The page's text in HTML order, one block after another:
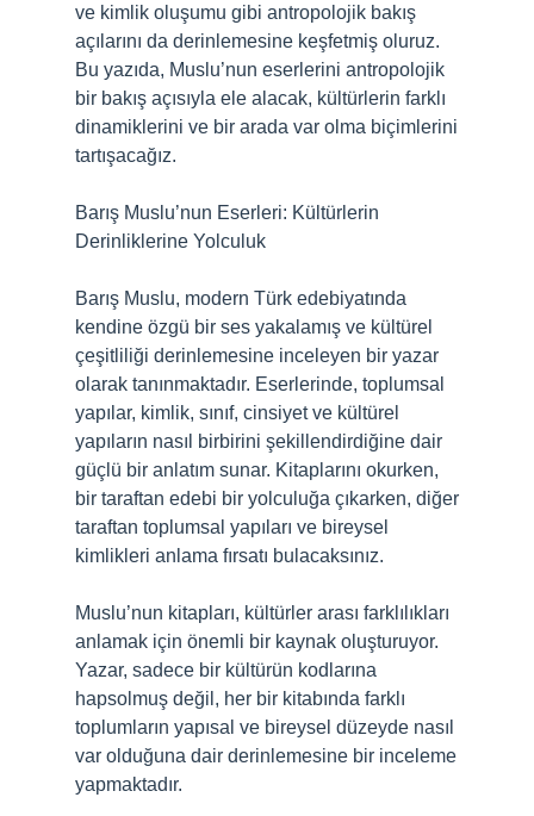
ve kimlik oluşumu gibi antropolojik bakış
açılarını da derinlemesine keşfetmiş oluruz.
Bu yazıda, Muslu’nun eserlerini antropolojik
bir bakış açısıyla ele alacak, kültürlerin farklı
dinamiklerini ve bir arada var olma biçimlerini
tartışacağız.
Barış Muslu’nun Eserleri: Kültürlerin
Derinliklerine Yolculuk
Barış Muslu, modern Türk edebiyatında
kendine özgü bir ses yakalamış ve kültürel
çeşitliliği derinlemesine inceleyen bir yazar
olarak tanınmaktadır. Eserlerinde, toplumsal
yapılar, kimlik, sınıf, cinsiyet ve kültürel
yapıların nasıl birbirini şekillendirdiğine dair
güçlü bir anlatım sunar. Kitaplarını okurken,
bir taraftan edebi bir yolculuğa çıkarken, diğer
taraftan toplumsal yapıları ve bireysel
kimlikleri anlama fırsatı bulacaksınız.
Muslu’nun kitapları, kültürler arası farklılıkları
anlamak için önemli bir kaynak oluşturuyor.
Yazar, sadece bir kültürün kodlarına
hapsolmuş değil, her bir kitabında farklı
toplumların yapısal ve bireysel düzeyde nasıl
var olduğuna dair derinlemesine bir inceleme
yapmaktadır.